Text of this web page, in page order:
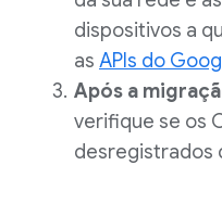
dispositivos a
as APIs do
Após a
verifique se os
desregistrados